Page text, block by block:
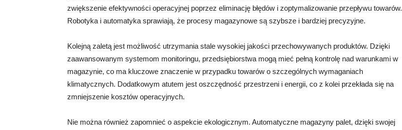
zwiększenie efektywności operacyjnej poprzez eliminację błędów i zoptymalizowanie przepływu towarów.
Robotyka i automatyka sprawiają, że procesy magazynowe są szybsze i bardziej precyzyjne.
Kolejną zaletą jest możliwość utrzymania stale wysokiej jakości przechowywanych produktów. Dzięki
zaawansowanym systemom monitoringu, przedsiębiorstwa mogą mieć pełną kontrolę nad warunkami w
magazynie, co ma kluczowe znaczenie w przypadku towarów o szczególnych wymaganiach
klimatycznych. Dodatkowym atutem jest oszczędność przestrzeni i energii, co z kolei przekłada się na
zmniejszenie kosztów operacyjnych.
Nie można również zapomnieć o aspekcie ekologicznym. Automatyczne magazyny palet, dzięki swojej